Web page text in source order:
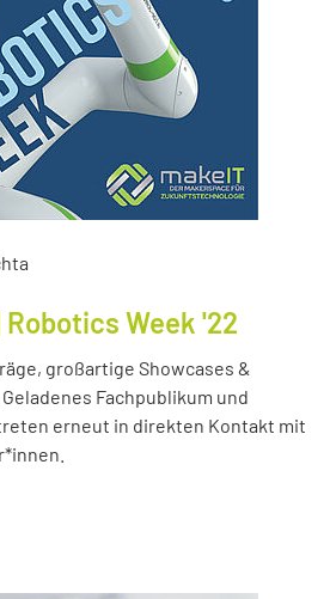
Robotics Week '22
großartige Showcases &
Fachpublikum und
erneut in direkten Kontakt mit